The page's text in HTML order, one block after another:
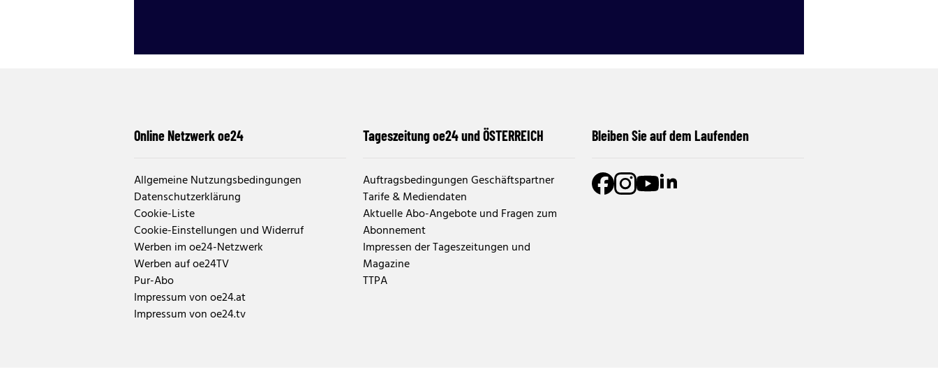
Online Netzwerk oe24
Allgemeine Nutzungsbedingungen
Datenschutzerklärung
Cookie-Liste
Cookie-Einstellungen und Widerruf
Werben im oe24-Netzwerk
Werben auf oe24TV
Pur-Abo
Impressum von oe24.at
Impressum von oe24.tv
Tageszeitung oe24 und ÖSTERREICH
Auftragsbedingungen Geschäftspartner
Tarife & Mediendaten
Aktuelle Abo-Angebote und Fragen zum
Abonnement
Impressen der Tageszeitungen und
Magazine
TTPA
Bleiben Sie auf dem Laufenden